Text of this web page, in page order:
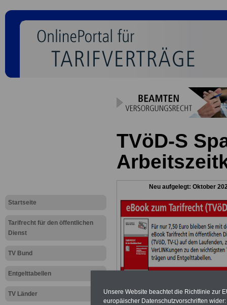
Startseite
Tarifrecht für den öffentlichen
Dienst
TV Bund
Entgelttabellen
TV Länder
TVöD-S
Neu aufgelegt: Oktober
Unsere Website beachtet die Richtlinie zur
europäischer Datenschutzvorschriften